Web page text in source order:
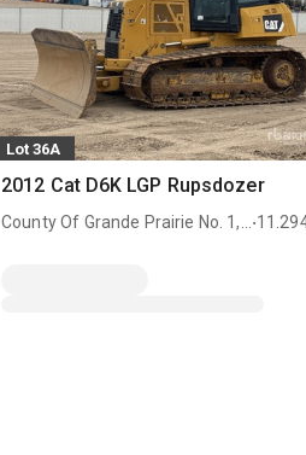
Lot 36A
2012 Cat D6K LGP Rupsdozer
County Of Grande Prairie No. 1,
.